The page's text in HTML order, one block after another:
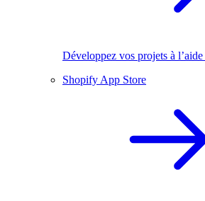
Développez vos projets à
Shopify App Store